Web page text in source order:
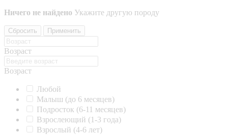
Ничего не найдено Укажите другую породу
Сбросить Применить
Возраст
Возраст
Любой
Малыш (до 6 месяцев)
Подросток (6-11 месяцев)
Взрослеющий (1-3 года)
Взрослый (4-6 лет)